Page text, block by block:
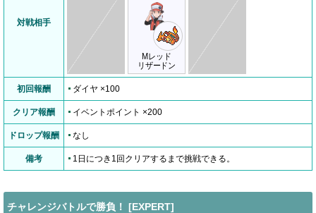
対戦相手
Mレッド
リザードン
初回報酬 ダイヤ ×100
クリア報酬 イベントポイント ×200
ドロップ報酬 なし
備考 1日につき1回クリアするまで挑戦できる。
チャレンジバトルで勝負！ [EXPERT]